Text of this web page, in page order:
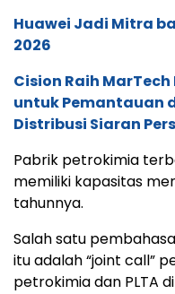
Huawei Jadi Mitra
2026
Cision Raih
untuk Pemantauan
Distribusi Siaran
Pabrik petrokimia
memiliki kapasitas
tahunnya.
Salah satu
itu adalah “joint call”
petrokimia dan PLTA